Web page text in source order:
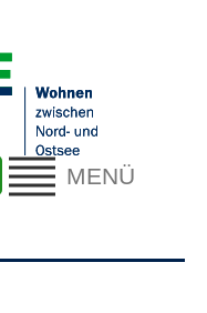
MENÜ